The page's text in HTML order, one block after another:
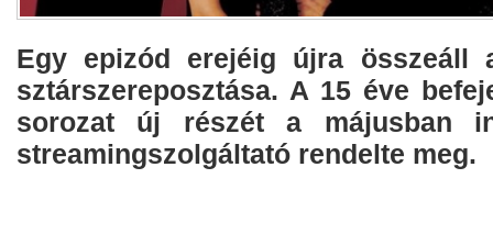
Egy epizód erejéig újra összeáll
sztárszereposztása. A 15 éve
sorozat új részét a májusban
streamingszolgáltató rendelte meg.